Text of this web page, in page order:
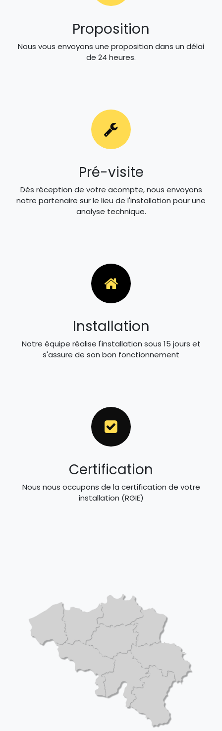
Proposition
Nous vous envoyons une proposition dans un délai
de 24 heures.
Pré-visite
Dés réception de votre acompte, nous envoyons
notre partenaire sur le lieu de l'installation pour une
analyse technique.
Installation
Notre équipe réalise l'installation sous 15 jours et
s'assure de son bon fonctionnement
Certification
Nous nous occupons de la certification de votre
installation (RGIE)